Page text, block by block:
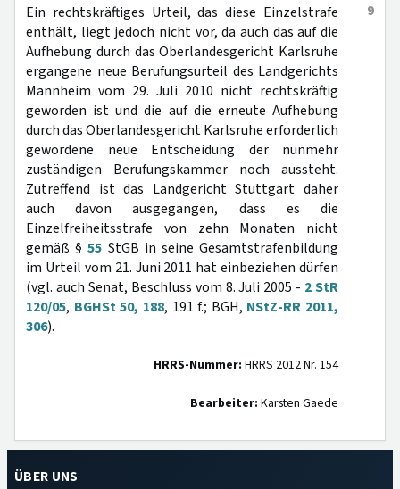
9
Ein rechtskräftiges Urteil, das diese Einzelstrafe
enthält, liegt jedoch nicht vor, da auch das auf die
Aufhebung durch das Oberlandesgericht Karlsruhe
ergangene neue Berufungsurteil des Landgerichts
Mannheim vom 29. Juli 2010 nicht rechtskräftig
geworden ist und die auf die erneute Aufhebung
durch das Oberlandesgericht Karlsruhe erforderlich
gewordene neue Entscheidung der nunmehr
zuständigen Berufungskammer noch aussteht.
Zutreffend ist das Landgericht Stuttgart daher
auch davon ausgegangen, dass es die
Einzelfreiheitsstrafe von zehn Monaten nicht
gemäß §55 StGB in seine Gesamtstrafenbildung
im Urteil vom 21. Juni 2011 hat einbeziehen dürfen
(vgl. auch Senat, Beschluss vom 8. Juli 2005 - 2 StR
120/05, BGHSt 50, 188, 191 f.; BGH, NStZ-RR 2011,
306).
HRRS-Nummer: HRRS 2012 Nr. 154
Bearbeiter: Karsten Gaede
ÜBER UNS